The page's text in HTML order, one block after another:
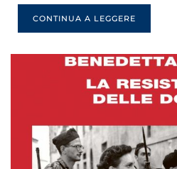
CONTINUA A LEGGERE